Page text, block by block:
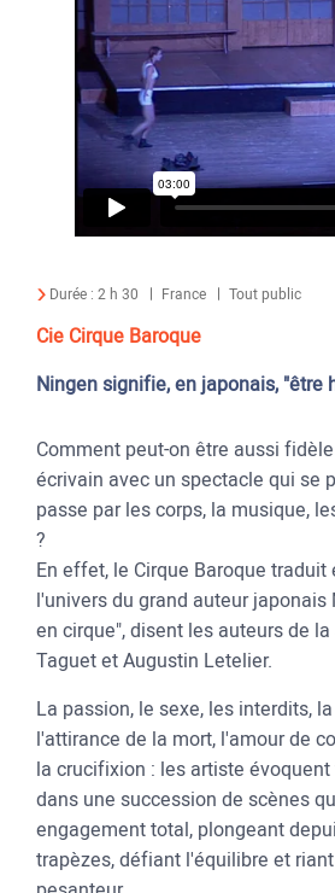
Durée : 2 h 30 France Tout public
Cie Cirque Baroque
Ningen signifie, en japonais, "être
Comment peut-on être aussi
écrivain avec un spectacle qui se
passe par les corps, la musique,
?
En effet, le Cirque Baroque
l'univers du grand auteur japonais
en cirque", disent les auteurs de
Taguet et Augustin Letelier.
La passion, le sexe, les interdits,
l'attirance de la mort, l'amour de
la crucifixion : les artiste
dans une succession de scènes
engagement total, plongeant
trapèzes, défiant l'équilibre et